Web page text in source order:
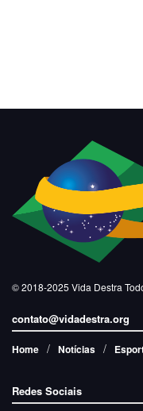
© 2018-2025 Vida Destra
contato@vidadestra.org
Home Notícias
Redes Sociais